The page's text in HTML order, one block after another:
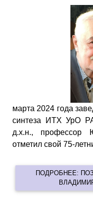
марта 2024 года
синтеза ИТХ УрО
д.х.н., профессор
отметил свой 75-
ПОДРОБНЕЕ: